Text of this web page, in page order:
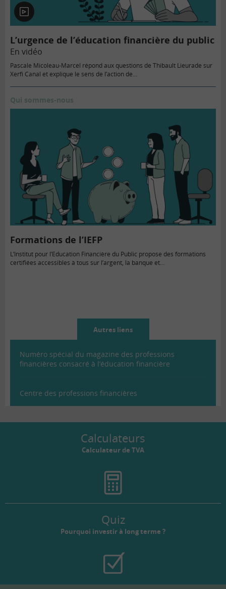
En
vidéo
L’urgence de l’éducation financière du public
En vidéo
Pascale Micoleau-Marcel répond aux questions de Thibault Lieurade sur
Xerfi Canal et explique le sens de l’action de…
Qui sommes-nous
Formations de l’IEFP
L’Institut pour l’Education Financière du Public propose des formations
certifiées accessibles à tous sur l’argent, la banque et…
Autres liens
Numéro spécial du magazine des professions
financières consacré à l’éducation financière
Centre des professions financières
Calculateurs
Calculateur de TVA
Quiz
Pourquoi investir à long terme ?